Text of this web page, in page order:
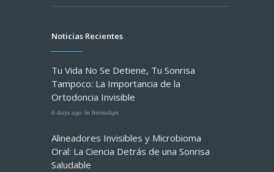
Noticias Recientes
Tu Vida No Se Detiene, Tu Sonrisa
Tampoco: La Importancia de la
Ortodoncia Invisible
6 days ago in Invisalign
Alineadores Invisibles y Microbioma
Oral: La Ciencia Detrás de una Sonrisa
Saludable